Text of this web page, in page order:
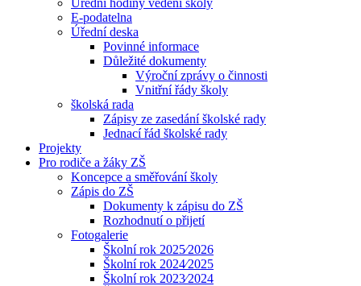
Úřední hodiny vedení školy
E-podatelna
Úřední deska
Povinné informace
Důležité dokumenty
Výroční zprávy o činnosti
Vnitřní řády školy
školská rada
Zápisy ze zasedání školské rady
Jednací řád školské rady
Projekty
Pro rodiče a žáky ZŠ
Koncepce a směřování školy
Zápis do ZŠ
Dokumenty k zápisu do ZŠ
Rozhodnutí o přijetí
Fotogalerie
Školní rok 2025⁄2026
Školní rok 2024⁄2025
Školní rok 2023⁄2024